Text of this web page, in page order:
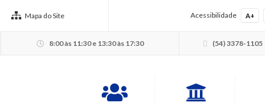
Mapa do Site Acessibilidade A+
8:00 às 11:30 e 13:30 às 17:30 (54) 3378-1105